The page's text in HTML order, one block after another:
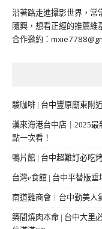
沿著路走進攝影世界，常
隨興，想看正經的推薦
合作邀約：
駿咖啡 | 台中豐原廟東附
漢來海港台中店｜2025
點一次看！
鴨片館 | 台中超難訂必吃
台灣e食館 | 台中平替版
南道雞商會｜台中勤美人
築間燒肉本命 | 台中大里